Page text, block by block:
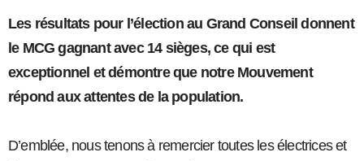
Les résultats pour l’élection au Grand Conseil donnent
le MCG gagnant avec 14 sièges, ce qui est
exceptionnel et démontre que notre Mouvement
répond aux attentes de la population.
D’emblée, nous tenons à remercier toutes les électrices et